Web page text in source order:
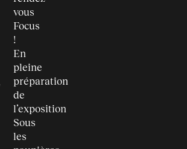
vous
Focus
!
En
pleine
préparation
de
l’exposition
Sous
les